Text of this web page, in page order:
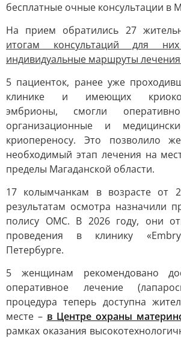
бесплатные очные консультации в
На прием обратились 27
итогам консультаций для
индивидуальные маршруты
5 пациенток, ранее уже
клинике и имеющих
эмбрионы, смогли
организационные и
криопереносу. Это позволило
необходимый этап лечения на
пределы Магаданской области.
17 колымчанкам в возрасте от
результатам осмотра назначили
полису ОМС. В 2026 году, они
проведения в клинику
Петербурге.
5 женщинам рекомендовано
оперативное лечение
процедура теперь доступна
месте – в Центре охраны
рамках оказания